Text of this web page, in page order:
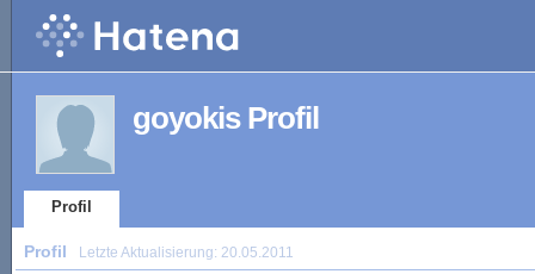
goyokis Profil
Profil
Profil Letzte Aktualisierung: 20.05.2011